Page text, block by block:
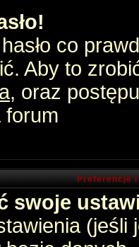
co
Aby to
, oraz
forum
Preferencje
swoje
(jeśli